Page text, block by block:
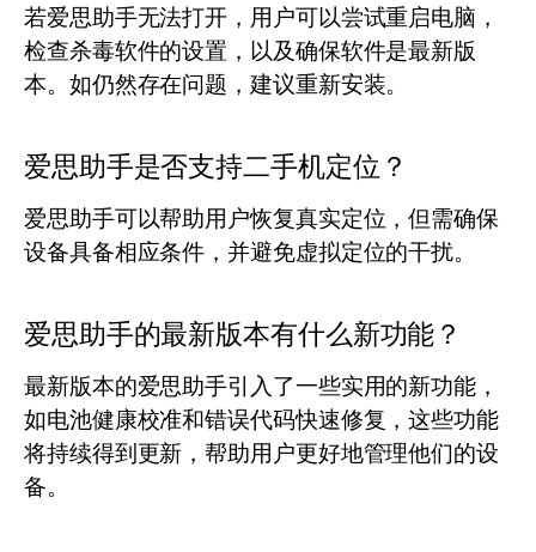
若爱思助手无法打开，用户可以尝试重启电脑，
检查杀毒软件的设置，以及确保软件是最新版
本。如仍然存在问题，建议重新安装。
爱思助手是否支持二手机定位？
爱思助手可以帮助用户恢复真实定位，但需确保
设备具备相应条件，并避免虚拟定位的干扰。
爱思助手的最新版本有什么新功能？
最新版本的爱思助手引入了一些实用的新功能，
如电池健康校准和错误代码快速修复，这些功能
将持续得到更新，帮助用户更好地管理他们的设
备。